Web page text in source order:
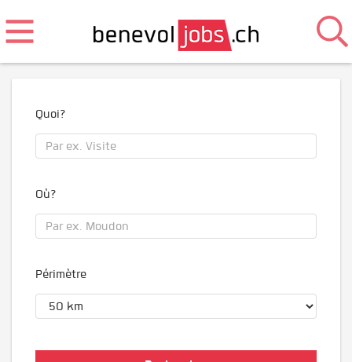
Quoi?
Où?
Périmètre